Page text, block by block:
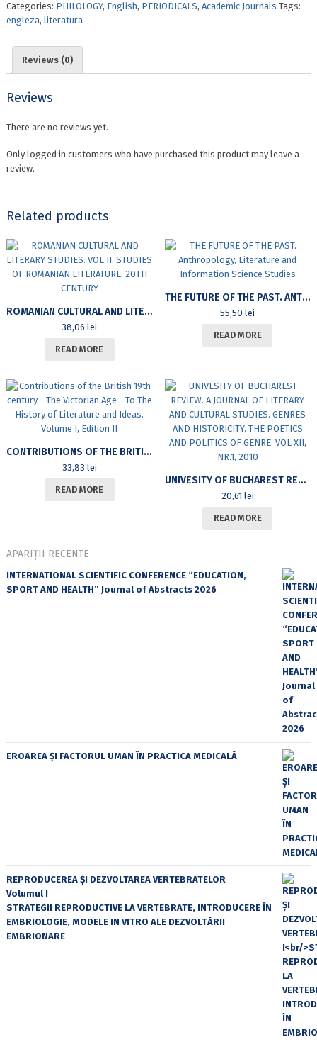
Categories: PHILOLOGY, English, PERIODICALS, Academic Journals Tags:
engleza, literatura
Reviews (0)
Reviews
There are no reviews yet.
Only logged in customers who have purchased this product may leave a
review.
Related products
ROMANIAN CULTURAL AND LITERARY STUDIES. VOL II. STUDIES OF ROMANIAN LITERATURE. 20TH CENTURY
38,06lei
READ MORE
THE FUTURE OF THE PAST. ANTHROPOLOGY, LITERATURE AND INFORMATION SCIENCE STUDIES
55,50lei
READ MORE
CONTRIBUTIONS OF THE BRITISH 19TH CENTURY – THE VICTORIAN AGE – TO THE HISTORY OF LITERATURE AND IDEAS. VOLUME I, EDITION II
33,83 lei
READ MORE
UNIVESITY OF BUCHAREST REVIEW. A JOURNAL OF LITERARY AND CULTURAL STUDIES. GENRES AND HISTORICITY. THE POETICS AND POLITICS OF GENRE. VOL XII, NR.1, 2010
20,61 lei
READ MORE
APARIȚII RECENTE
INTERNATIONAL SCIENTIFIC CONFERENCE “EDUCATION,
SPORT AND HEALTH” Journal of Abstracts 2026
EROAREA ȘI FACTORUL UMAN ÎN PRACTICA MEDICALĂ
REPRODUCEREA ȘI DEZVOLTAREA VERTEBRATELOR
Volumul I
STRATEGII REPRODUCTIVE LA VERTEBRATE, INTRODUCERE ÎN
EMBRIOLOGIE, MODELE IN VITRO ALE DEZVOLTĂRII
EMBRIONARE